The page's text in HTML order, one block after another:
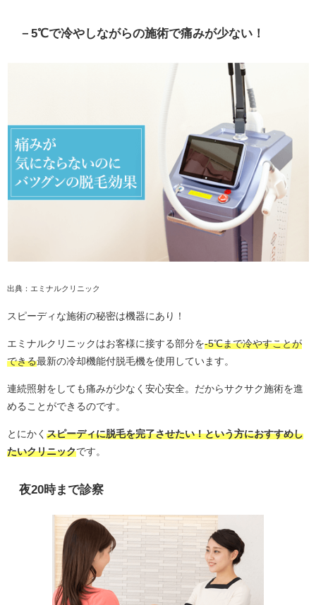
－5℃で冷やしながらの施術で痛みが少ない！
出典：エミナルクリニック
スピーディな施術の秘密は機器にあり！
エミナルクリニックはお客様に接する部分を-5℃まで冷やすことが
できる最新の冷却機能付脱毛機を使用しています。
連続照射をしても痛みが少なく安心安全。だからサクサク施術を進
めることができるのです。
とにかく スピーディに脱毛を完了させたい！という方におすすめし
たいクリニックです。
夜20時まで診察